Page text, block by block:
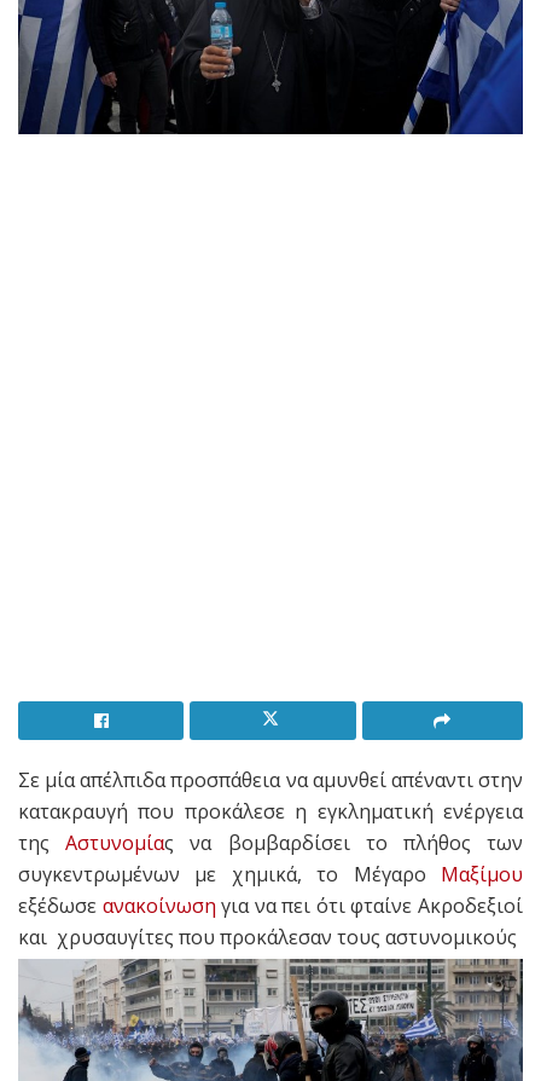
Σε μία απέλπιδα προσπάθεια να αμυνθεί απέναντι στην
κατακραυγή που προκάλεσε η εγκληματική ενέργεια
τηςΑστυνομίας να βομβαρδίσει το πλήθος των
συγκεντρωμένων με χημικά, το Μέγαρο Μαξίμου
εξέδωσε ανακοίνωση για να πει ότι φταίνε Ακροδεξιοί
και χρυσαυγίτες που προκάλεσαν τους αστυνομικούς